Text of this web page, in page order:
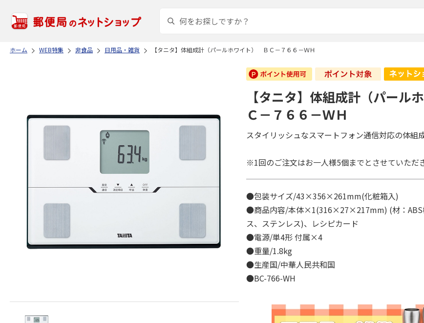
ホーム WEB特集 非食品 日用品・雑貨 【タニタ】体組成計（パールホワイト） ＢＣ－７６６－ＷＨ
【タニタ】体組成計（パール
Ｃ－７６６－ＷＨ
スタイリッシュなスマートフォン通信対応の体組成
※1回のご注文はお一人様5個までとさせていただき
●包装サイズ/43×356×261mm(化粧箱入)
●商品内容/本体×1(316×27×217mm) (材：ABS
ス、ステンレス)、レシピカード
●電源/単4形 付属×4
●重量/1.8kg
●生産国/中華人民共和国
●BC-766-WH